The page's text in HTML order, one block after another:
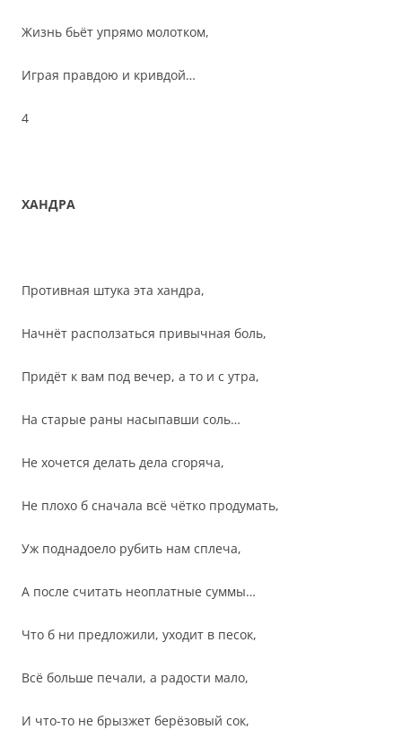
Жизнь бьёт упрямо молотком,
Играя правдою и кривдой…
4
ХАНДРА
Противная штука эта хандра,
Начнёт расползаться привычная боль,
Придёт к вам под вечер, а то и с утра,
На старые раны насыпавши соль…
Не хочется делать дела сгоряча,
Не плохо б сначала всё чётко продумать,
Уж поднадоело рубить нам сплеча,
А после считать неоплатные суммы…
Что б ни предложили, уходит в песок,
Всё больше печали, а радости мало,
И что-то не брызжет берёзовый сок,